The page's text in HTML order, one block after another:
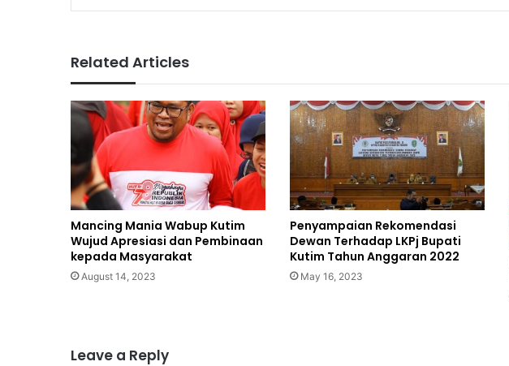
Related Articles
Mancing Mania Wabup Kutim
Wujud Apresiasi dan Pembinaan
kepada Masyarakat
August 14, 2023
Penyampaian Rekomendasi
Dewan Terhadap LKPj Bupati
Kutim Tahun Anggaran 2022
May 16, 2023
Leave a Reply